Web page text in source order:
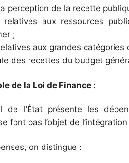
perception de la recette
relatives aux ressources
;
aux grandes catégories
des recettes du budget
de la Loi de Finance :
de l’État présente les
font pas l’objet de
on distingue :